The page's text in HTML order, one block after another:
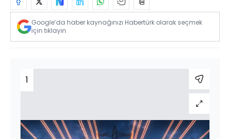
Google’da haber kaynağınızı Habertürk olarak seçmek
için tıklayın
1